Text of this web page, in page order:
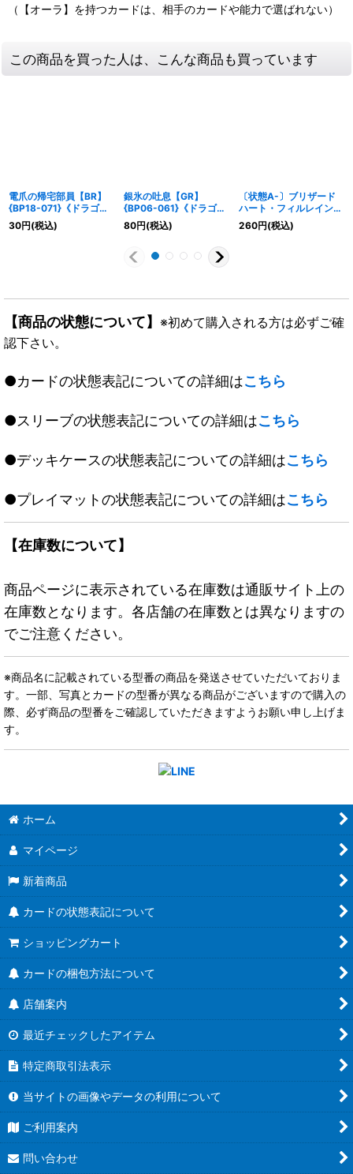
（【オーラ】を持つカードは、相手のカードや能力で選ばれない）
この商品を買った人は、こんな商品も買っています
電爪の帰宅部員【BR】
{BP18-071}《ドラゴ
ン》
30円(税込)
銀氷の吐息【GR】
{BP06-061}《ドラゴ
ン》
80円(税込)
〔状態A-〕ブリザード
ハート・フィルレイン
(EVOLVE)【LG】
{BP15-059}《ドラゴ
260円(税込)
【商品の状態について】 ※初めて購入される方は必ずご確
認下さい。
●カードの状態表記についての詳細はこちら
●スリーブの状態表記についての詳細はこちら
●デッキケースの状態表記についての詳細はこちら
●プレイマットの状態表記についての詳細はこちら
【在庫数について】
商品ページに表示されている在庫数は通販サイト上の
在庫数となります。各店舗の在庫数とは異なりますの
でご注意ください。
※商品名に記載されている型番の商品を発送させていただいておりま
す。一部、写真とカードの型番が異なる商品がございますので購入の
際、必ず商品の型番をご確認していただきますようお願い申し上げま
す。
ホーム
マイページ
新着商品
カードの状態表記について
ショッピングカート
カードの梱包方法について
店舗案内
最近チェックしたアイテム
特定商取引法表示
当サイトの画像やデータの利用について
ご利用案内
問い合わせ